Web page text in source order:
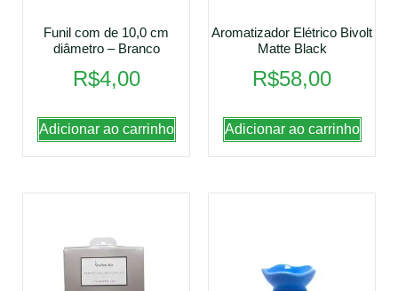
Funil com de 10,0 cm
diâmetro – Branco
R$4,00
Adicionar ao carrinho
Aromatizador Elétrico Bivolt
Matte Black
R$58,00
Adicionar ao carrinho